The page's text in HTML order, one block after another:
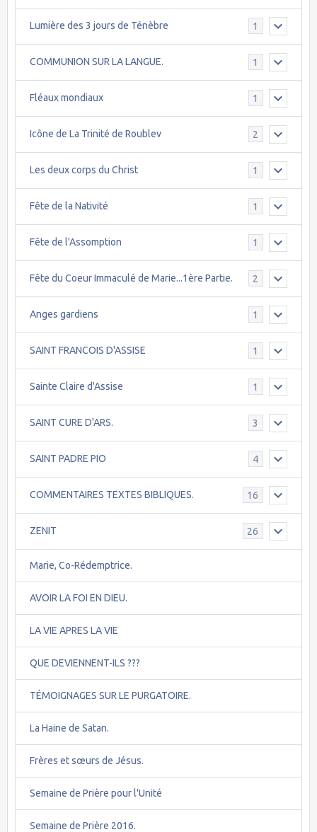
Lumière des 3 jours de Ténèbre 1
COMMUNION SUR LA LANGUE. 1
Fléaux mondiaux 1
Icône de La Trinité de Roublev 2
Les deux corps du Christ 1
Fête de la Nativité 1
Fête de l'Assomption 1
Fête du Coeur Immaculé de Marie...1ère Partie. 2
Anges gardiens 1
SAINT FRANCOIS D'ASSISE 1
Sainte Claire d'Assise 1
SAINT CURE D'ARS. 3
SAINT PADRE PIO 4
COMMENTAIRES TEXTES BIBLIQUES. 16
ZENIT 26
Marie, Co-Rédemptrice.
AVOIR LA FOI EN DIEU.
LA VIE APRES LA VIE
QUE DEVIENNENT-ILS ???
TÉMOIGNAGES SUR LE PURGATOIRE.
La Haine de Satan.
Frères et sœurs de Jésus.
Semaine de Prière pour l'Unité
Semaine de Prière 2016.